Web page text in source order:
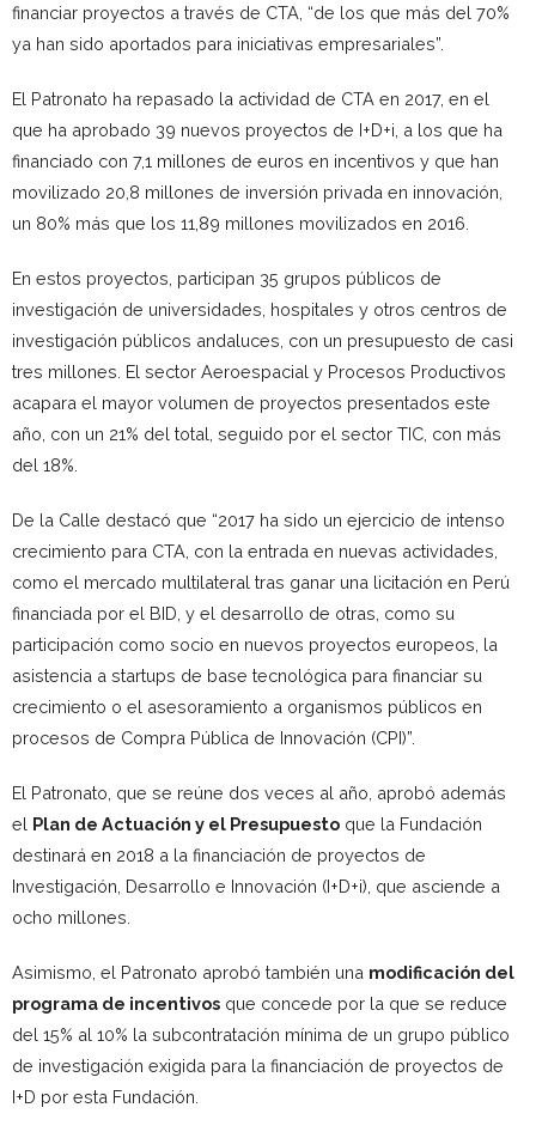
financiar proyectos a través de CTA, “de los que más del 70%
ya han sido aportados para iniciativas empresariales”.
El Patronato ha repasado la actividad de CTA en 2017, en el
que ha aprobado 39 nuevos proyectos de I+D+i, a los que ha
financiado con 7,1 millones de euros en incentivos y que han
movilizado 20,8 millones de inversión privada en innovación,
un 80% más que los 11,89 millones movilizados en 2016.
En estos proyectos, participan 35 grupos públicos de
investigación de universidades, hospitales y otros centros de
investigación públicos andaluces, con un presupuesto de casi
tres millones. El sector Aeroespacial y Procesos Productivos
acapara el mayor volumen de proyectos presentados este
año, con un 21% del total, seguido por el sector TIC, con más
del 18%.
De la Calle destacó que “2017 ha sido un ejercicio de intenso
crecimiento para CTA, con la entrada en nuevas actividades,
como el mercado multilateral tras ganar una licitación en Perú
financiada por el BID, y el desarrollo de otras, como su
participación como socio en nuevos proyectos europeos, la
asistencia a startups de base tecnológica para financiar su
crecimiento o el asesoramiento a organismos públicos en
procesos de Compra Pública de Innovación (CPI)”.
El Patronato, que se reúne dos veces al año, aprobó además
el Plan de Actuación y el Presupuesto que la Fundación
destinará en 2018 a la financiación de proyectos de
Investigación, Desarrollo e Innovación (I+D+i), que asciende a
ocho millones.
Asimismo, el Patronato aprobó también una modificación del
programa de incentivos que concede por la que se reduce
del 15% al 10% la subcontratación mínima de un grupo público
de investigación exigida para la financiación de proyectos de
I+D por esta Fundación.